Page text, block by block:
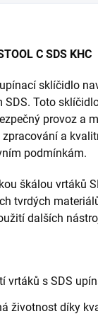
C SDS KHC
sklíčidlo
Toto
provoz a
a
podmínkám.
škálou vrtáků
tvrdých
dalších
vrtáků s SDS
životnost díky